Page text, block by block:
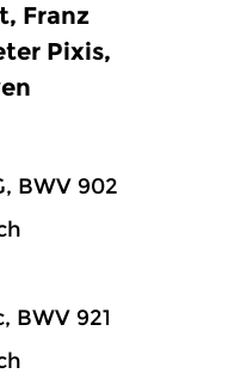
Franz
Pixis,
BWV 902
BWV 921